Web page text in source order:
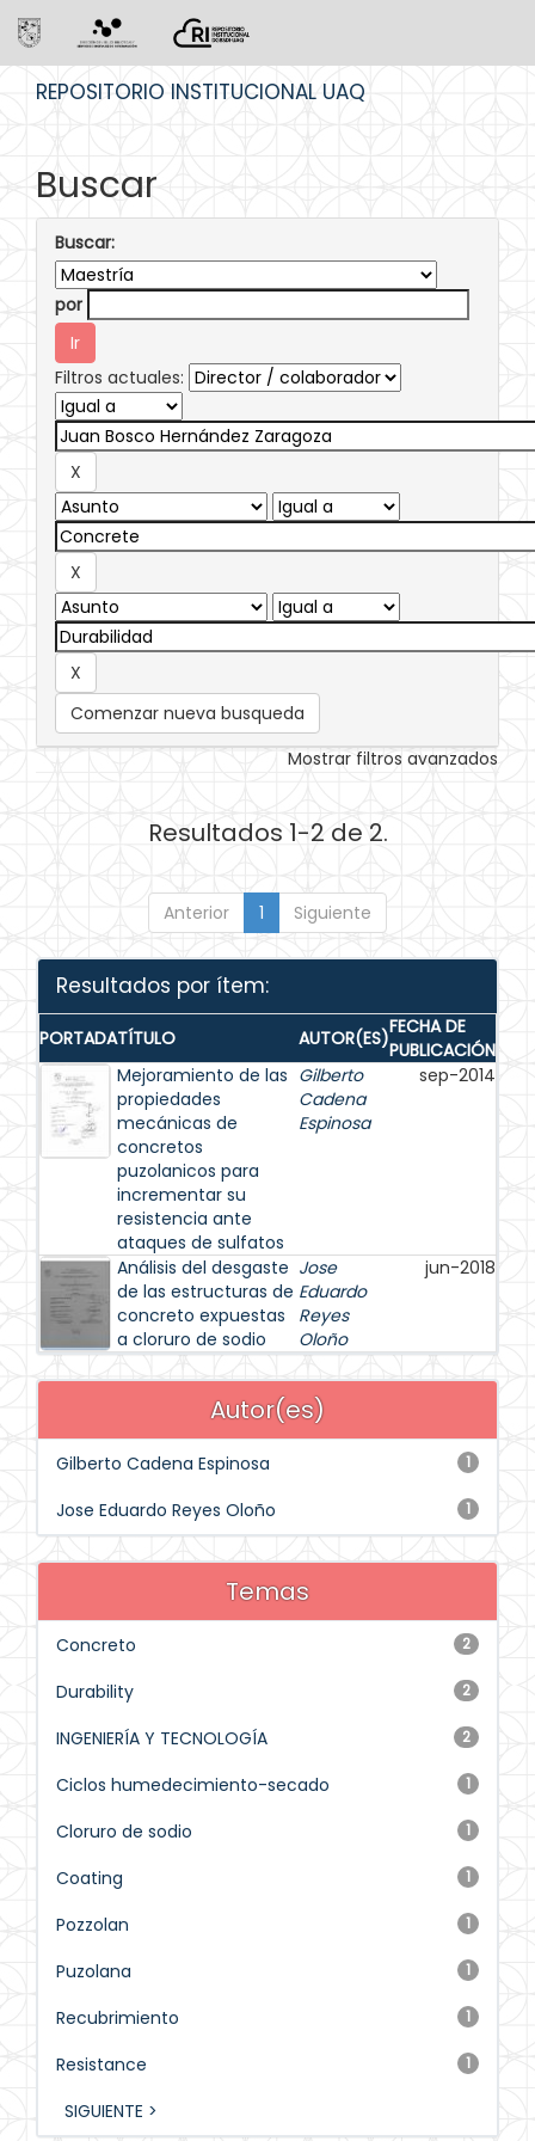
REPOSITORIO INSTITUCIONAL UAQ
Buscar
Buscar:
por
Filtros actuales:
Comenzar nueva busqueda
Mostrar filtros avanzados
Resultados 1-2 de 2.
Anterior 1 Siguiente
Resultados por ítem:
PORTADATÍTULO AUTOR(ES)FECHA DE
PUBLICACIÓN
Mejoramiento de las
propiedades
mecánicas de
concretos
puzolanicos para
incrementar su
resistencia ante
ataques de sulfatos
Gilberto
Cadena
Espinosa
sep-2014
Análisis del desgaste
de las estructuras de
concreto expuestas
a cloruro de sodio
Jose
Eduardo
Reyes
Oloño
jun-2018
Autor(es)
1
Gilberto Cadena Espinosa
1
Jose Eduardo Reyes Oloño
Temas
2
Concreto
2
Durability
2
INGENIERÍA Y TECNOLOGÍA
1
Ciclos humedecimiento-secado
1
Cloruro de sodio
1
Coating
1
Pozzolan
1
Puzolana
1
Recubrimiento
1
Resistance
SIGUIENTE >